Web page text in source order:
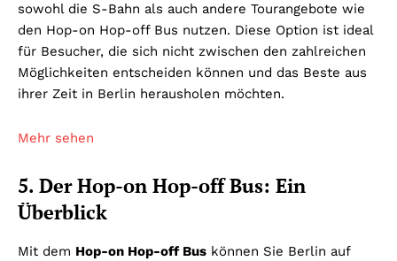
sowohl die S-Bahn als auch andere Tourangebote wie
den Hop-on Hop-off Bus nutzen. Diese Option ist ideal
für Besucher, die sich nicht zwischen den zahlreichen
Möglichkeiten entscheiden können und das Beste aus
ihrer Zeit in Berlin herausholen möchten.
Mehr sehen
5. Der Hop-on Hop-off Bus: Ein
Überblick
Mit dem Hop-on Hop-off Bus können Sie Berlin auf